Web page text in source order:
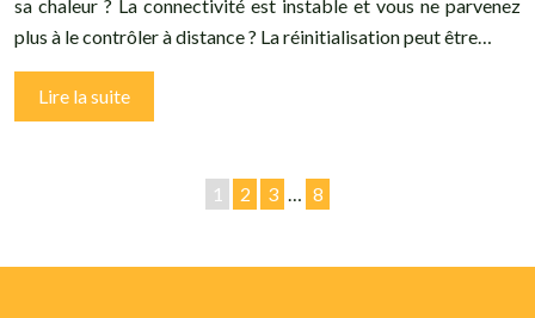
sa chaleur ? La connectivité est instable et vous ne parvenez
plus à le contrôler à distance ? La réinitialisation peut être…
Lire la suite
1 2 3 8